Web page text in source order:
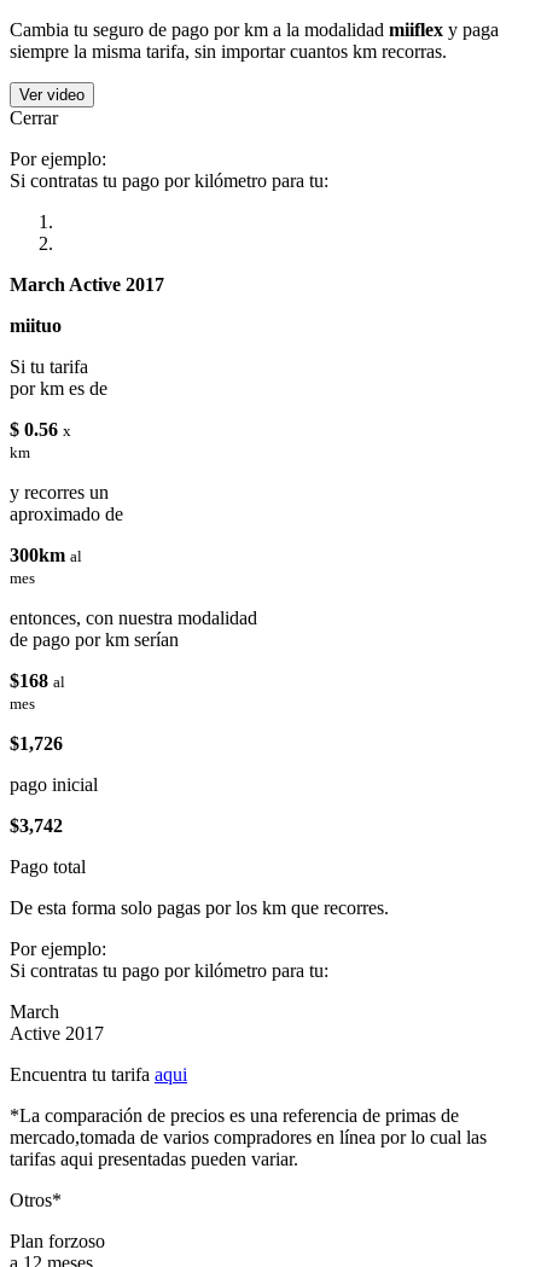
Cambia tu seguro de pago por km a la modalidad miiflex y paga
siempre la misma tarifa, sin importar cuantos km recorras.
Ver video
Cerrar
Por ejemplo:
Si contratas tu pago por kilómetro para tu:
March Active 2017
miituo
Si tu tarifa
por km es de
$ 0.56 x
km
y recorres un
aproximado de
300km al
mes
entonces, con nuestra modalidad
de pago por km serían
$168 al
mes
$1,726
pago inicial
$3,742
Pago total
De esta forma solo pagas por los km que recorres.
Por ejemplo:
Si contratas tu pago por kilómetro para tu:
March
Active 2017
Encuentra tu tarifa aqui
*La comparación de precios es una referencia de primas de
mercado,tomada de varios compradores en línea por lo cual las
tarifas aqui presentadas pueden variar.
Otros*
Plan forzoso
a 12 meses